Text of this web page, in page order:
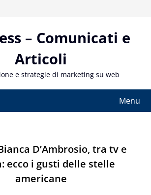
– Comunicati e
Articoli
e strategie di marketing su web
Menu
D’Ambrosio, tra tv e
ecco i gusti delle stelle
americane